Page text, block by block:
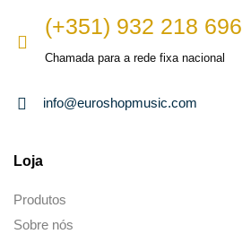
(+351) 932 218 696
Chamada para a rede fixa nacional
info@euroshopmusic.com
Loja
Produtos
Sobre nós